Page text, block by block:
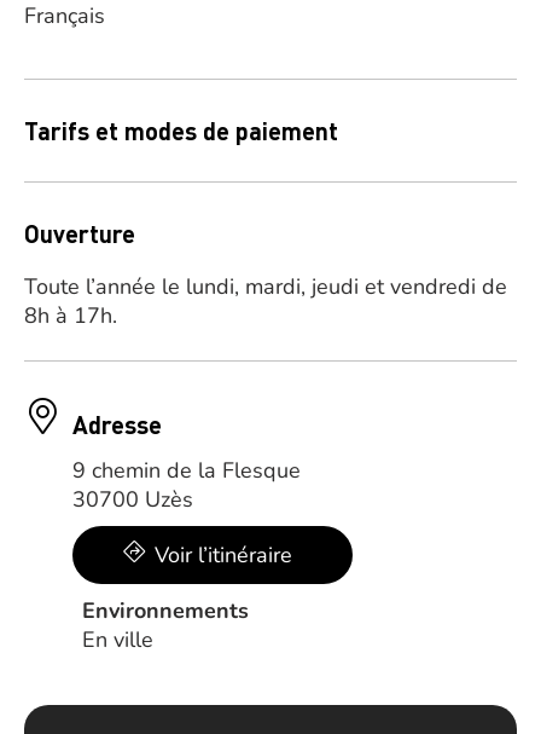
Français
Tarifs et modes de paiement
Ouverture
Toute l’année le lundi, mardi, jeudi et vendredi de
8h à 17h.
Adresse
9 chemin de la Flesque
30700 Uzès
Voir l’itinéraire
Environnements
En ville